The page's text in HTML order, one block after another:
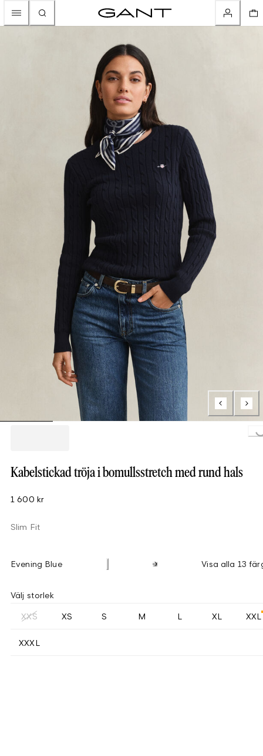
Loading...
Kabelstickad tröja i bomullsstretch med rund hals
1 600 kr
Slim Fit
Evening Blue Visa alla 13
Välj storlek
XXS XS S M L XL XXL
XXXL